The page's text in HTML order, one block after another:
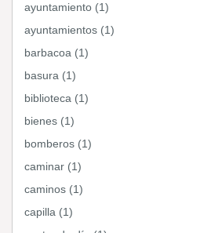
ayuntamiento (1)
ayuntamientos (1)
barbacoa (1)
basura (1)
biblioteca (1)
bienes (1)
bomberos (1)
caminar (1)
caminos (1)
capilla (1)